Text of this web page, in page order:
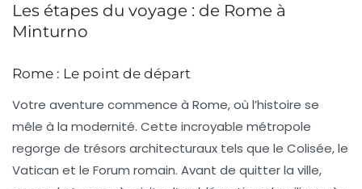
Les étapes du voyage : de Rome à
Minturno
Rome : Le point de départ
Votre aventure commence à Rome, où l’histoire se
mêle à la modernité. Cette incroyable métropole
regorge de trésors architecturaux tels que le Colisée, le
Vatican et le Forum romain. Avant de quitter la ville,